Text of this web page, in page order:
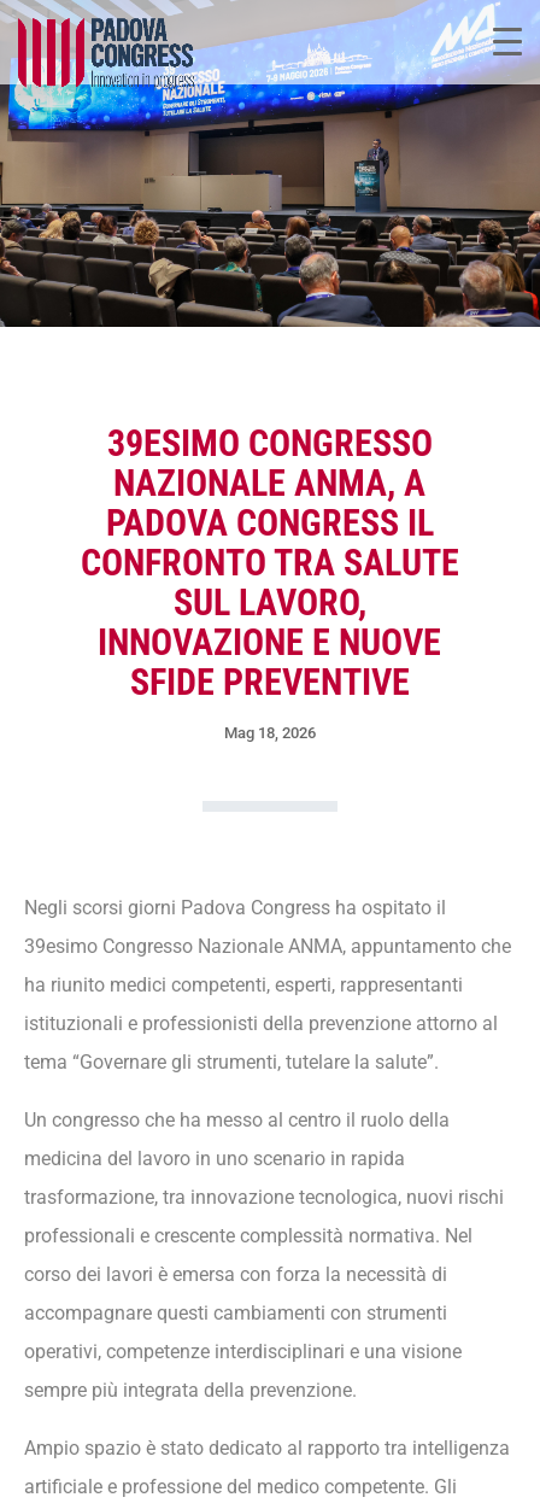
39ESIMO CONGRESSO
NAZIONALE ANMA, A
PADOVA CONGRESS IL
CONFRONTO TRA SALUTE
SUL LAVORO,
INNOVAZIONE E NUOVE
SFIDE PREVENTIVE
Mag 18, 2026
Negli scorsi giorni Padova Congress ha ospitato il
39esimo Congresso Nazionale ANMA, appuntamento che
ha riunito medici competenti, esperti, rappresentanti
istituzionali e professionisti della prevenzione attorno al
tema “Governare gli strumenti, tutelare la salute”.
Un congresso che ha messo al centro il ruolo della
medicina del lavoro in uno scenario in rapida
trasformazione, tra innovazione tecnologica, nuovi rischi
professionali e crescente complessità normativa. Nel
corso dei lavori è emersa con forza la necessità di
accompagnare questi cambiamenti con strumenti
operativi, competenze interdisciplinari e una visione
sempre più integrata della prevenzione.
Ampio spazio è stato dedicato al rapporto tra intelligenza
artificiale e professione del medico competente. Gli